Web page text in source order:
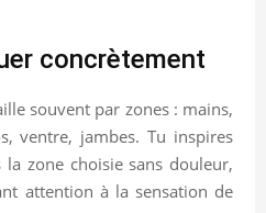
concrètement
souvent par zones : mains,
ventre, jambes. Tu inspires
zone choisie sans douleur,
attention à la sensation de